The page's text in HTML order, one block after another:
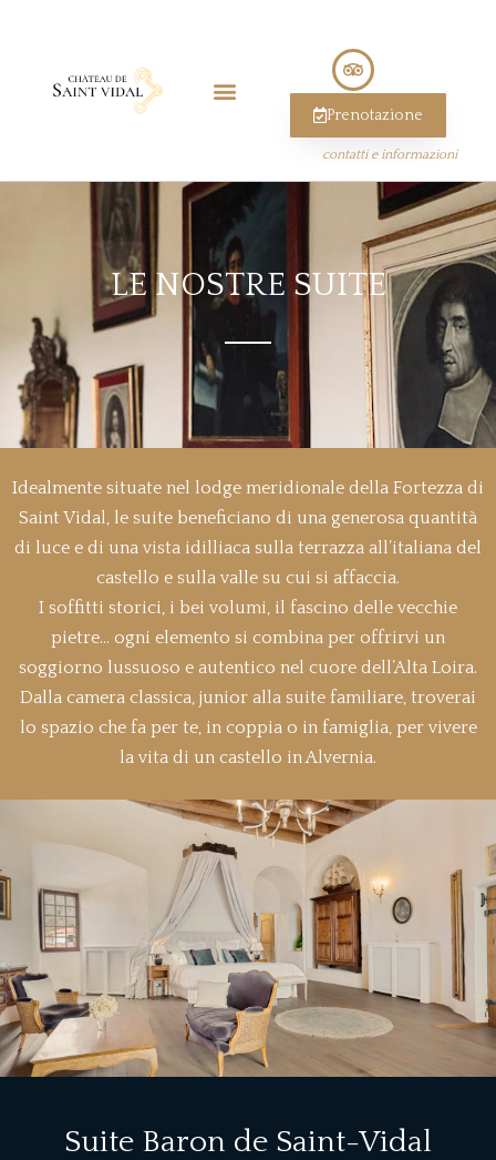
Prenotazione
contatti e informazioni
LE NOSTRE SUITE
Idealmente situate nel lodge meridionale della Fortezza di
Saint Vidal, le suite beneficiano di una generosa quantità
di luce e di una vista idilliaca sulla terrazza all’italiana del
castello e sulla valle su cui si affaccia.
I soffitti storici, i bei volumi, il fascino delle vecchie
pietre… ogni elemento si combina per offrirvi un
soggiorno lussuoso e autentico nel cuore dell’Alta Loira.
Dalla camera classica, junior alla suite familiare, troverai
lo spazio che fa per te, in coppia o in famiglia, per vivere
la vita di un castello in Alvernia.
Suite Baron de Saint-Vidal